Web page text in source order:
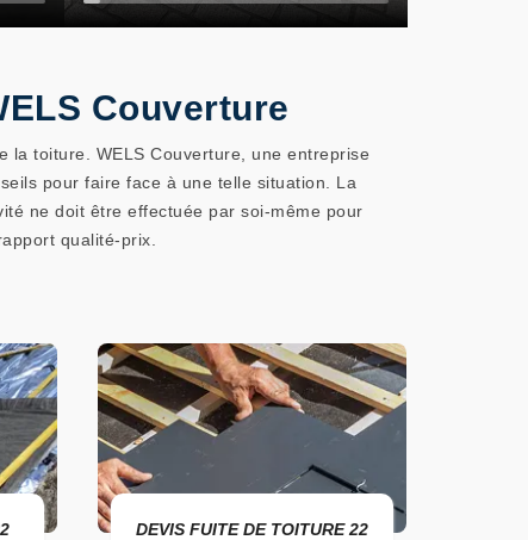
Couverture
la toiture. WELS Couverture, une entreprise
pour faire face à une telle situation. La
ne doit être effectuée par soi-même pour
qualité-prix.
DE TOITURE 22 ENTREPRISE DE TOITURE 22